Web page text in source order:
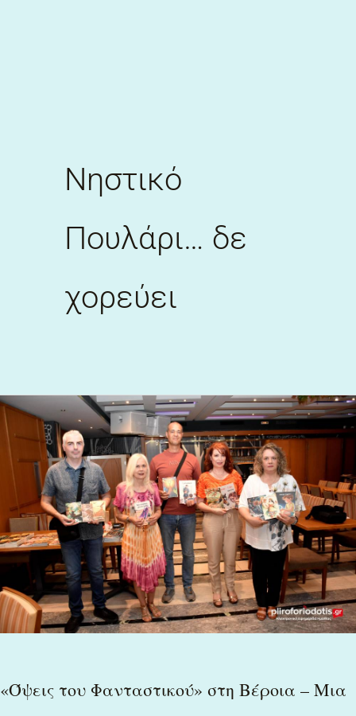
Νηστικό
Πουλάρι… δε
χορεύει
«Όψεις του Φανταστικού» στη Βέροια – Μια
«Όψεις
του
Φανταστικού»
στη
Βέροια
–
Μια
βραδιά
δημιουργία